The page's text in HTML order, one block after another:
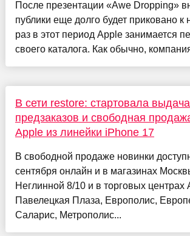
После презентации «Awe Dropping»
публики еще долго будет приковано к
раз в этот период Apple занимается
своего каталога. Как обычно,
В сети restore: стартовала
предзаказов и свободная
Apple из линейки iPhone 17
В свободной продаже новинки
сентября онлайн и в магазинах
Неглинной 8/10 и в торговых центрах
Павелецкая Плаза, Европолис,
Саларис, Метрополис...